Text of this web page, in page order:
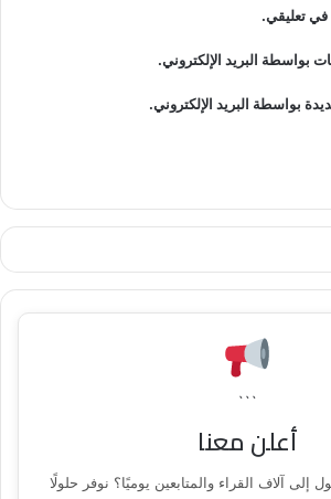
في تعليقي.
بواسطة البريد الإلكتروني.
بواسطة البريد الإلكتروني.
```
أعلن معنا
آلاف القراء والمتابعين يوميًا؟ نوفر حلولًا